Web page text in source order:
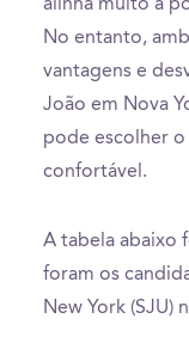
alinha muito à
No entanto,
vantagens e
João em Nova
pode escolher o
confortável.
A tabela abaixo
foram os
New York (SJU)